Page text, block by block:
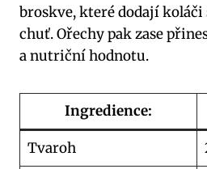
broskve, které dodají koláči
chuť. Ořechy pak zase
a nutriční hodnotu.
Ingredience:
Tvaroh